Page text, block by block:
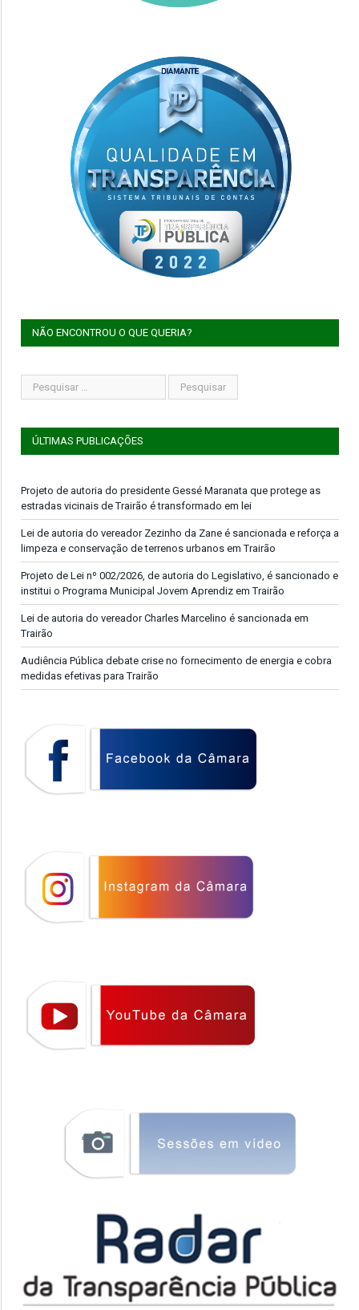
NÃO ENCONTROU O QUE QUERIA?
ÚLTIMAS PUBLICAÇÕES
Projeto de autoria do presidente Gessé Maranata que protege as
estradas vicinais de Trairão é transformado em lei
Lei de autoria do vereador Zezinho da Zane é sancionada e reforça a
limpeza e conservação de terrenos urbanos em Trairão
Projeto de Lei nº 002/2026, de autoria do Legislativo, é sancionado e
institui o Programa Municipal Jovem Aprendiz em Trairão
Lei de autoria do vereador Charles Marcelino é sancionada em
Trairão
Audiência Pública debate crise no fornecimento de energia e cobra
medidas efetivas para Trairão